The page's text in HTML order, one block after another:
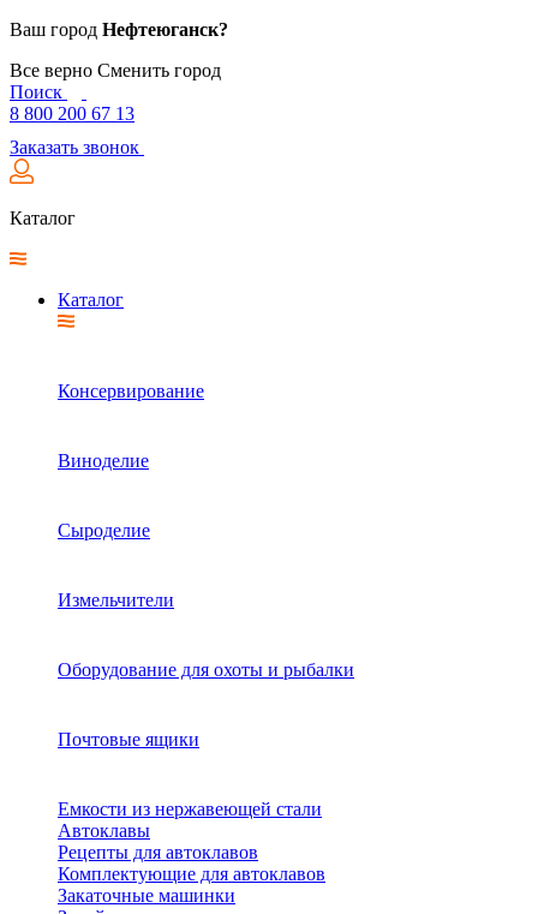
Ваш город Нефтеюганск?
Все верно Сменить город
Поиск
8 800 200 67 13
Заказать звонок
Каталог
Каталог
Консервирование
Виноделие
Сыроделие
Измельчители
Оборудование для охоты и рыбалки
Почтовые ящики
Емкости из нержавеющей стали
Автоклавы
Рецепты для автоклавов
Комплектующие для автоклавов
Закаточные машинки